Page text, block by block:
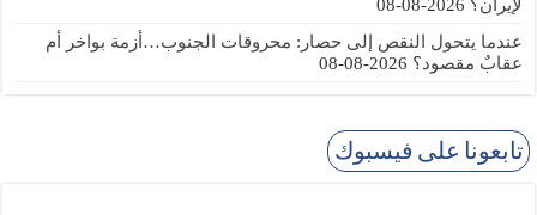
لإيران؟ 2026-08-08
عندما يتحول النقص إلى حصار: محروقات الجنوب…أزمة بواخر أم
عقابٌ مقصود؟ 2026-08-08
تابعونا على فيسبوك